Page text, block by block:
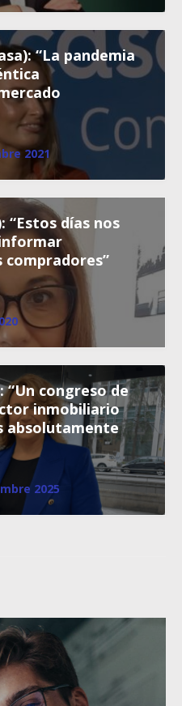
“La pandemia
2021
“Estos días nos
“Un congreso de
inmobiliario
absolutamente
2025